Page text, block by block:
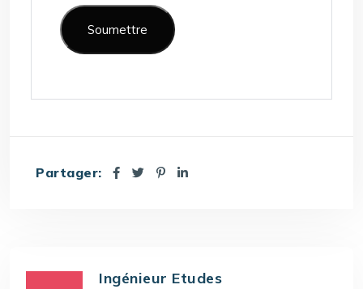
Partager:
Ingénieur Etudes